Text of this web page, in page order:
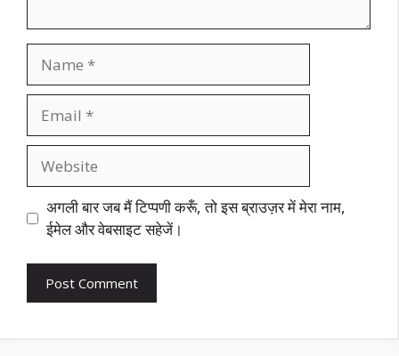
अगली बार जब मैं टिप्पणी करूँ, तो इस ब्राउज़र में मेरा नाम,
ईमेल और वेबसाइट सहेजें।